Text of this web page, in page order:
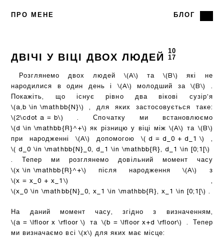
ПРО МЕНЕ БЛОГ
ДВІЧІ У ВІЦІ ДВОХ ЛЮДЕЙ
10
17
Розглянемо двох людей \(A\) та\(B\)
які не
народилися в один день і \(A\) молодший за\(B\)
.
Покажіть, що існує рівно два вікові сузір’я
\(a,b \in \mathbb{N}\)
, для яких застосовується таке:
\(2\cdot a = b\)
. Спочатку ми встановлюємо
\(d \in \mathbb{R}^+\)
як різницю у віці між\(A\) та \(B\)
при народженні\(A\) допомогою \( d = d_0 + d_1 \)
,
\( d_0 \in \mathbb{N}_0, d_1 \in \mathbb{R}, d_1 \in [0;1[\)
. Тепер ми розглянемо довільний момент часу
\(x \in \mathbb{R}^+\)
після народження\(A\)
з
\(x = x_0 + x_1\)
,
\(x_0 \in \mathbb{N}_0, x_1 \in \mathbb{R}, x_1 \in [0;1[\) .
На даний момент часу, згідно з визначенням,
\(a = \lfloor x \rfloor \)
та\(b = \lfloor x+d \rfloor\)
. Тепер
ми визначаємо всі \(x\) для яких має місце: